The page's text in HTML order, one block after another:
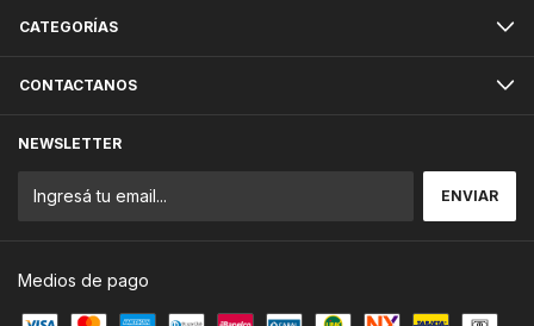
CATEGORÍAS
CONTACTANOS
NEWSLETTER
Medios de pago